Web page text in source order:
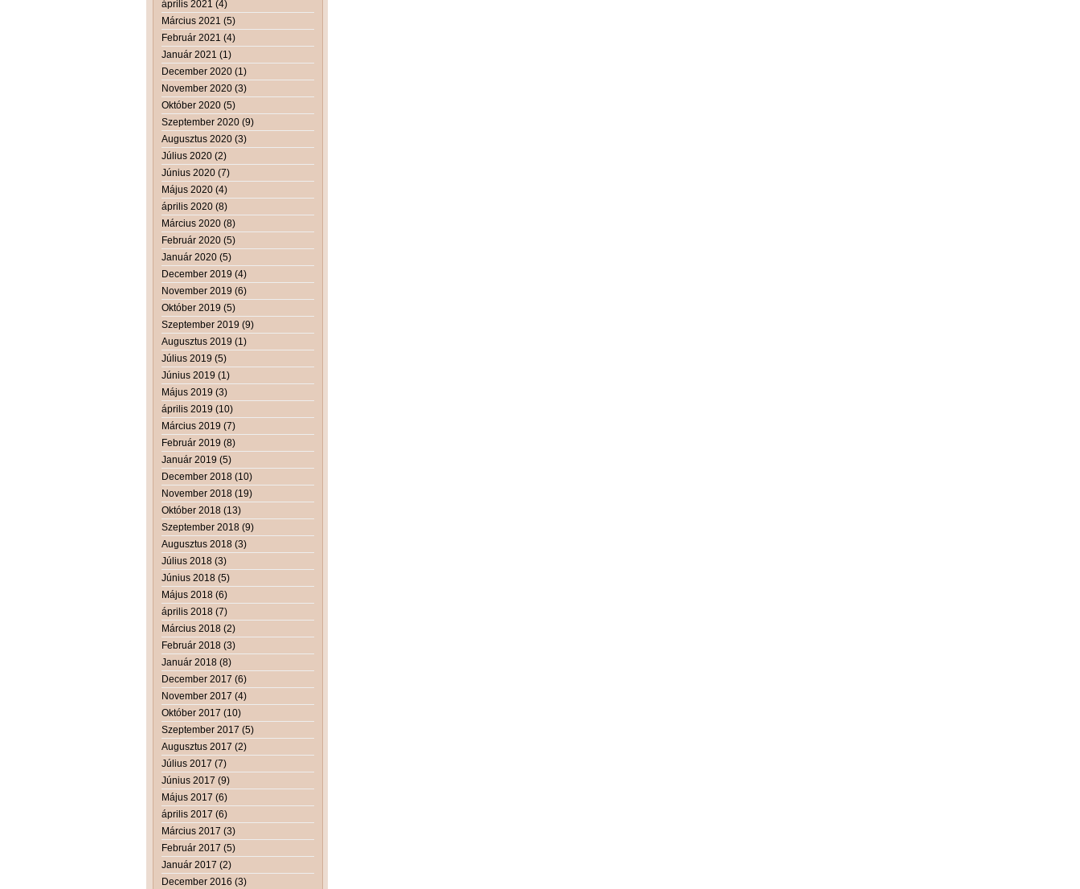
április 2021 (4)
Március 2021 (5)
Február 2021 (4)
Január 2021 (1)
December 2020 (1)
November 2020 (3)
Október 2020 (5)
Szeptember 2020 (9)
Augusztus 2020 (3)
Július 2020 (2)
Június 2020 (7)
Május 2020 (4)
április 2020 (8)
Március 2020 (8)
Február 2020 (5)
Január 2020 (5)
December 2019 (4)
November 2019 (6)
Október 2019 (5)
Szeptember 2019 (9)
Augusztus 2019 (1)
Július 2019 (5)
Június 2019 (1)
Május 2019 (3)
április 2019 (10)
Március 2019 (7)
Február 2019 (8)
Január 2019 (5)
December 2018 (10)
November 2018 (19)
Október 2018 (13)
Szeptember 2018 (9)
Augusztus 2018 (3)
Július 2018 (3)
Június 2018 (5)
Május 2018 (6)
április 2018 (7)
Március 2018 (2)
Február 2018 (3)
Január 2018 (8)
December 2017 (6)
November 2017 (4)
Október 2017 (10)
Szeptember 2017 (5)
Augusztus 2017 (2)
Július 2017 (7)
Június 2017 (9)
Május 2017 (6)
április 2017 (6)
Március 2017 (3)
Február 2017 (5)
Január 2017 (2)
December 2016 (3)